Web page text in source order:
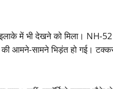
में भी देखने को मिला। NH-52
आमने-सामने भिड़ंत हो गई।